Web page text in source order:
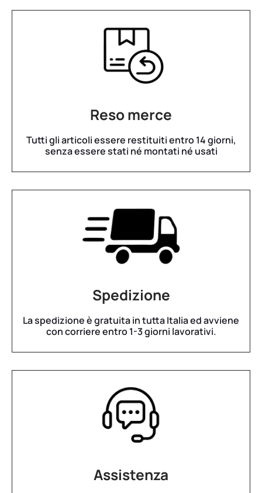
Reso merce
Tutti gli articoli essere restituiti entro 14 giorni,
senza essere stati né montati né usati
Spedizione
La spedizione è gratuita in tutta Italia ed avviene
con corriere entro 1-3 giorni lavorativi.
Assistenza